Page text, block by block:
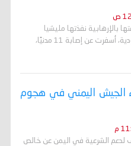
بالإرهابية نفذتها مليشيا
الحوثي على منطقة نجران في السعودية، أسفرت عن إصابة 11 مدنيًا،
الجيش اليمني في هجوم
لدعم الشرعية في اليمن عن خالص